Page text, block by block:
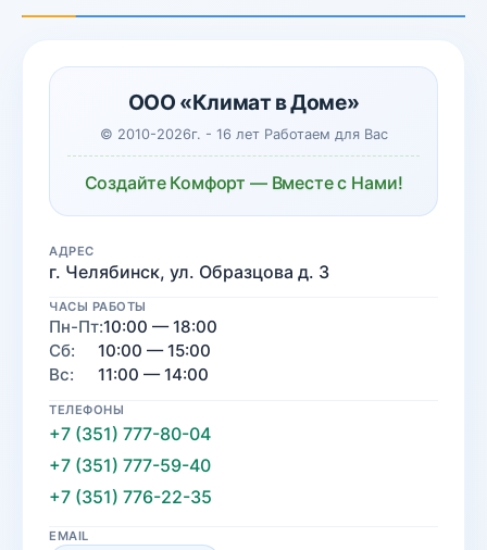
ООО «Климат в Доме»
© 2010-2026г. - 16 лет Работаем для Вас
Создайте Комфорт — Вместе с Нами!
АДРЕС
г. Челябинск, ул. Образцова д. 3
ЧАСЫ РАБОТЫ
Пн-Пт:10:00 — 18:00
Сб:
10:00 — 15:00
Вс:
11:00 — 14:00
ТЕЛЕФОНЫ
+7 (351) 777-80-04
+7 (351) 777-59-40
+7 (351) 776-22-35
EMAIL